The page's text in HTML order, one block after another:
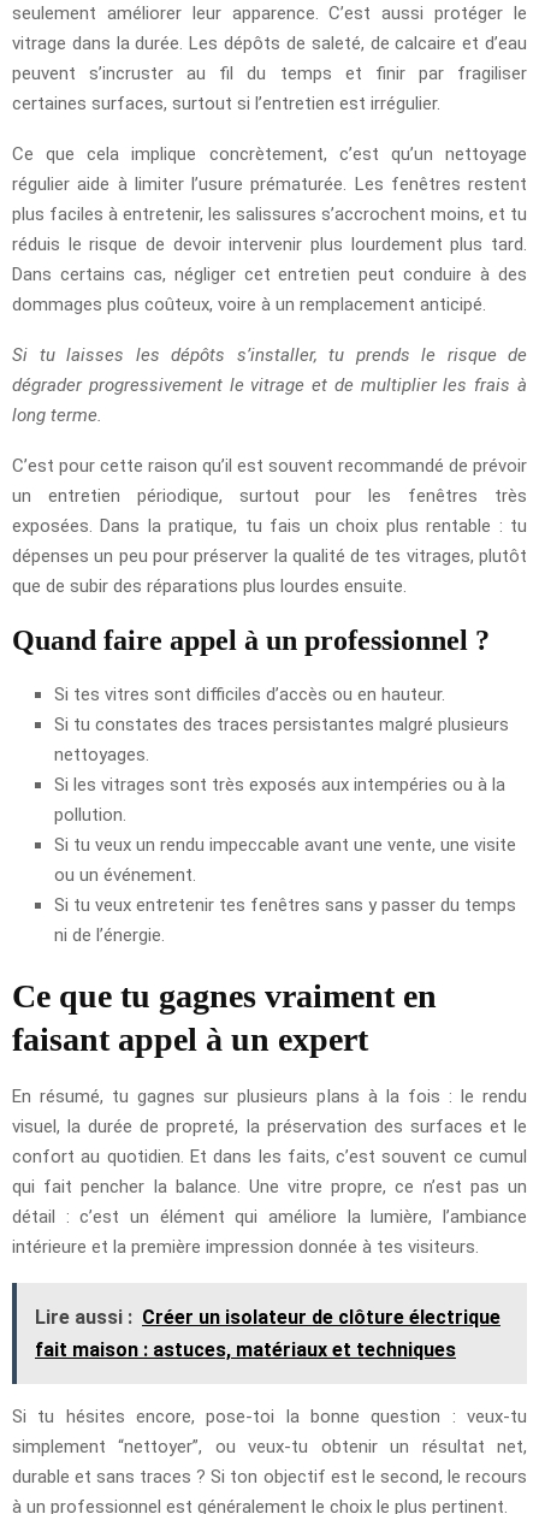
seulement améliorer leur apparence. C’est aussi protéger le
vitrage dans la durée. Les dépôts de saleté, de calcaire et d’eau
peuvent s’incruster au fil du temps et finir par fragiliser
certaines surfaces, surtout si l’entretien est irrégulier.
Ce que cela implique concrètement, c’est qu’un nettoyage
régulier aide à limiter l’usure prématurée. Les fenêtres restent
plus faciles à entretenir, les salissures s’accrochent moins, et tu
réduis le risque de devoir intervenir plus lourdement plus tard.
Dans certains cas, négliger cet entretien peut conduire à des
dommages plus coûteux, voire à un remplacement anticipé.
Si tu laisses les dépôts s’installer, tu prends le risque de
dégrader progressivement le vitrage et de multiplier les frais à
long terme.
C’est pour cette raison qu’il est souvent recommandé de prévoir
un entretien périodique, surtout pour les fenêtres très
exposées. Dans la pratique, tu fais un choix plus rentable : tu
dépenses un peu pour préserver la qualité de tes vitrages, plutôt
que de subir des réparations plus lourdes ensuite.
Quand faire appel à un professionnel ?
Si tes vitres sont difficiles d’accès ou en hauteur.
Si tu constates des traces persistantes malgré plusieurs
nettoyages.
Si les vitrages sont très exposés aux intempéries ou à la
pollution.
Si tu veux un rendu impeccable avant une vente, une visite
ou un événement.
Si tu veux entretenir tes fenêtres sans y passer du temps
ni de l’énergie.
Ce que tu gagnes vraiment en
faisant appel à un expert
En résumé, tu gagnes sur plusieurs plans à la fois : le rendu
visuel, la durée de propreté, la préservation des surfaces et le
confort au quotidien. Et dans les faits, c’est souvent ce cumul
qui fait pencher la balance. Une vitre propre, ce n’est pas un
détail : c’est un élément qui améliore la lumière, l’ambiance
intérieure et la première impression donnée à tes visiteurs.
Lire aussi : Créer un isolateur de clôture électrique
fait maison : astuces, matériaux et techniques
Si tu hésites encore, pose-toi la bonne question : veux-tu
simplement “nettoyer”, ou veux-tu obtenir un résultat net,
durable et sans traces ? Si ton objectif est le second, le recours
à un professionnel est généralement le choix le plus pertinent.